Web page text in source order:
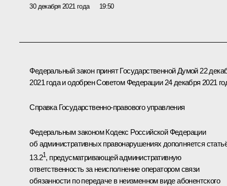
30 декабря 2021 года 19:50
Федеральный закон принят Государственной Думой 22
2021 года и одобрен Советом Федерации 24 декабря 2021
Справка Государственно-правового управления
Федеральным законом Кодекс Российской Федерации
об административных правонарушениях дополняется
13.21, предусматривающей административную
ответственность за неисполнение оператором связи
обязанности по передаче в неизменном виде абонентского